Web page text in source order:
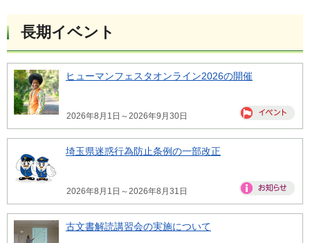
長期イベント
ヒューマンフェスタオンライン2026の開催
2026年8月1日～2026年9月30日
埼玉県迷惑行為防止条例の一部改正
2026年8月1日～2026年8月31日
古文書解読講習会の実施について